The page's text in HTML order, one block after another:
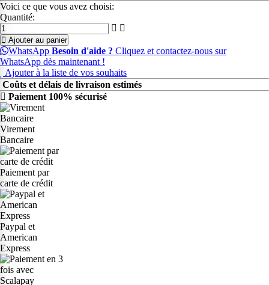
Voici ce que vous avez choisi:
Quantité:
Ajouter au panier
WhatsApp Besoin d'aide ? Cliquez et contactez-nous sur
WhatsApp dès maintenant !
Ajouter à la liste de vos souhaits
Coûts et délais de livraison estimés
Paiement 100% sécurisé
Virement
Bancaire
Paiement par
carte de crédit
Paypal et
American
Express